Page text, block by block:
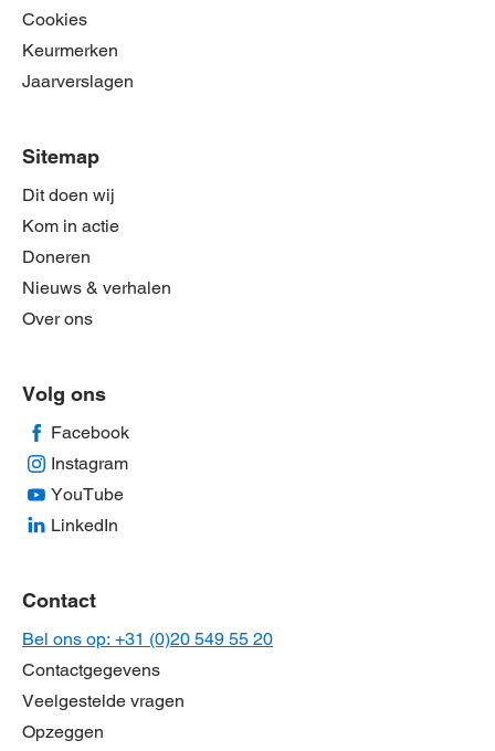
Cookies
Keurmerken
Jaarverslagen
Sitemap
Dit doen wij
Kom in actie
Doneren
Nieuws & verhalen
Over ons
Volg ons
Facebook
Instagram
YouTube
LinkedIn
Contact
Bel ons op: +31 (0)20 549 55 20
Contactgegevens
Veelgestelde vragen
Opzeggen